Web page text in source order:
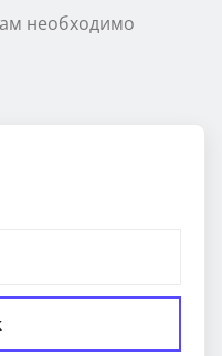
необходимо